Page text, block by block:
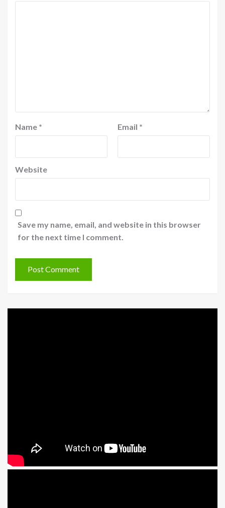
Name * Email *
Website
Save my name, email, and website in this browser
for the next time I comment.